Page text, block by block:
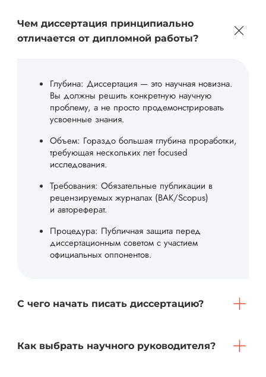
Чем диссертация принципиально
отличается от дипломной работы?
Глубина: Диссертация — это научная новизна.
Вы должны решить конкретную научную
проблему, а не просто продемонстрировать
усвоенные знания.
Объем: Гораздо большая глубина проработки,
требующая нескольких лет focused
исследования.
Требования: Обязательные публикации в
рецензируемых журналах (ВАК/Scopus)
и автореферат.
Процедура: Публичная защита перед
диссертационным советом с участием
официальных оппонентов.
С чего начать писать диссертацию?
Как выбрать научного руководителя?